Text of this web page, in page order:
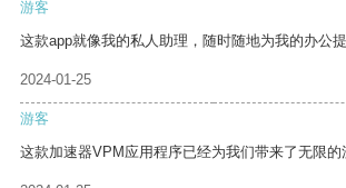
游客
这款app就像我的私人助理，随时随地为我的办公提
2024-01-25
游客
这款加速器VPM应用程序已经为我们带来了无限的